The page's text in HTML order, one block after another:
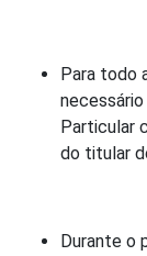
Para todo
Particular
do titular
Durante o